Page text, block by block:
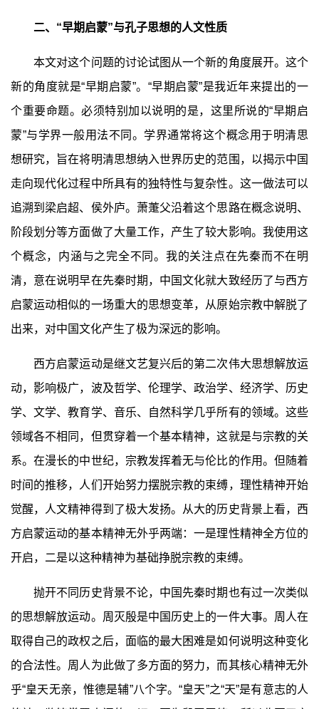
二、“早期启蒙”与孔子思想的人文性质
本文对这个问题的讨论试图从一个新的角度展开。这个
新的角度就是“早期启蒙”。“早期启蒙”是我近年来提出的一
个重要命题。必须特别加以说明的是，这里所说的“早期启
蒙”与学界一般用法不同。学界通常将这个概念用于明清思
想研究，旨在将明清思想纳入世界历史的范围，以揭示中国
走向现代化过程中所具有的独特性与复杂性。这一做法可以
追溯到梁启超、侯外庐。萧萐父沿着这个思路在概念说明、
阶段划分等方面做了大量工作，产生了较大影响。我使用这
个概念，内涵与之完全不同。我的关注点在先秦而不在明
清，意在说明早在先秦时期，中国文化就大致经历了与西方
启蒙运动相似的一场重大的思想变革，从原始宗教中解脱了
出来，对中国文化产生了极为深远的影响。
西方启蒙运动是继文艺复兴后的第二次伟大思想解放运
动，影响极广，波及哲学、伦理学、政治学、经济学、历史
学、文学、教育学、音乐、自然科学几乎所有的领域。这些
领域各不相同，但贯穿着一个基本精神，这就是与宗教的关
系。在漫长的中世纪，宗教发挥着无与伦比的作用。但随着
时间的推移，人们开始努力摆脱宗教的束缚，理性精神开始
觉醒，人文精神得到了极大发扬。从大的历史背景上看，西
方启蒙运动的基本精神无外乎两端：一是理性精神全方位的
开启，二是以这种精神为基础挣脱宗教的束缚。
抛开不同历史背景不论，中国先秦时期也有过一次类似
的思想解放运动。周灭殷是中国历史上的一件大事。周人在
取得自己的政权之后，面临的最大困难是如何说明这种变化
的合法性。周人为此做了多方面的努力，而其核心精神无外
乎“皇天无亲，惟德是辅”八个字。“皇天”之“天”是有意志的人